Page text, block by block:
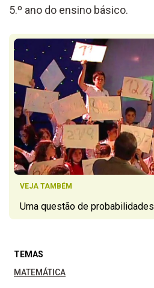
5.º ano do ensino básico.
VEJA TAMBÉM
Uma questão de probabilidades
TEMAS
MATEMÁTICA